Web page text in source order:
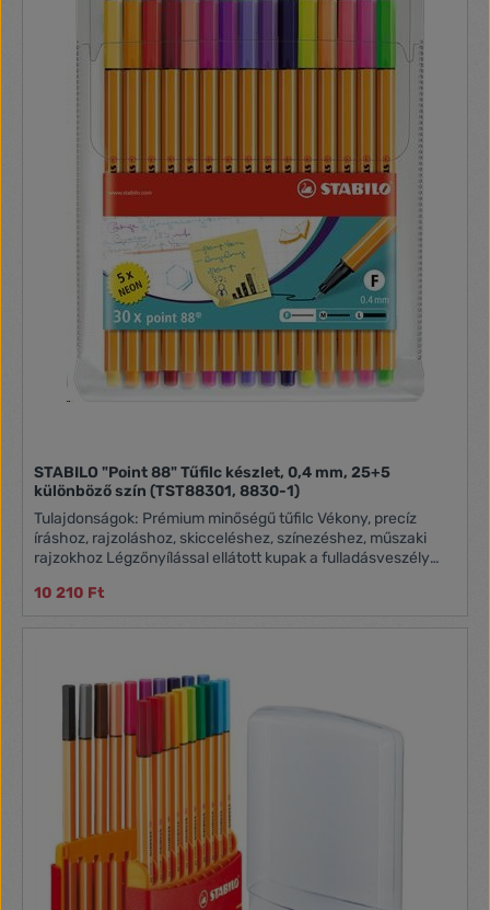
STABILO "Point 88" Tűfilc készlet, 0,4 mm, 25+5
különböző szín (TST88301, 8830-1)
Tulajdonságok: Prémium minőségű tűfilc Vékony, precíz
íráshoz, rajzoláshoz, skicceléshez, színezéshez, műszaki
rajzokhoz Légzőnyílással ellátott kupak a fulladásveszély
fémfoglalatú hegy (0,4 mm) Vízbázisú tinta 25 standard szín
+ 5 neon szín
10 210 Ft